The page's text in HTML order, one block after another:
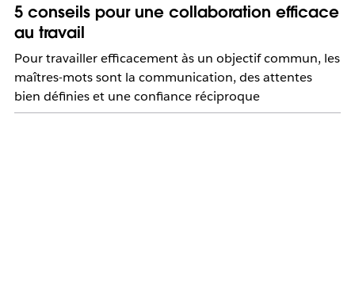
5 conseils pour une collaboration efficace
au travail
Pour travailler efficacement às un objectif commun, les
maîtres-mots sont la communication, des attentes
bien définies et une confiance réciproque